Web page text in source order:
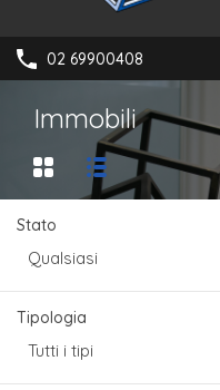
02 69900408
Immobili
Stato
Qualsiasi
Tipologia
Tutti i tipi